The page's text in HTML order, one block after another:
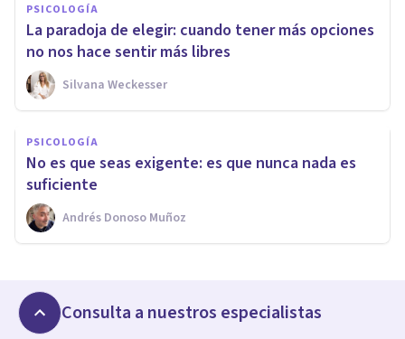
PSICOLOGÍA
La paradoja de elegir: cuando tener más opciones
no nos hace sentir más libres
Silvana Weckesser
PSICOLOGÍA
No es que seas exigente: es que nunca nada es
suficiente
Andrés Donoso Muñoz
Consulta a nuestros especialistas